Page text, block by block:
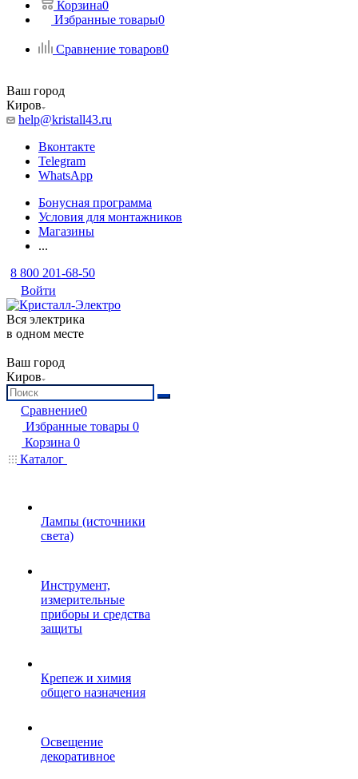
Корзина0
Избранные товары0
Сравнение товаров0
Ваш город
Киров
help@kristall43.ru
Вконтакте
Telegram
WhatsApp
Бонусная программа
Условия для монтажников
Магазины
...
8 800 201-68-50
Войти
Вся электрика
в одном месте
Ваш город
Киров
Сравнение0
Избранные товары 0
Корзина 0
Каталог
Лампы (источники
света)
Инструмент,
измерительные
приборы и средства
защиты
Крепеж и химия
общего назначения
Освещение
декоративное